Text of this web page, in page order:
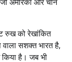
अमेरिका और चीन
रुख को रेखांकित
वाला सशक्त भारत है,
है। जब भी